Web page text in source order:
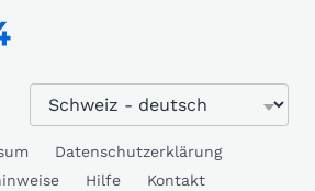
Datenschutzerklärung
Hilfe Kontakt